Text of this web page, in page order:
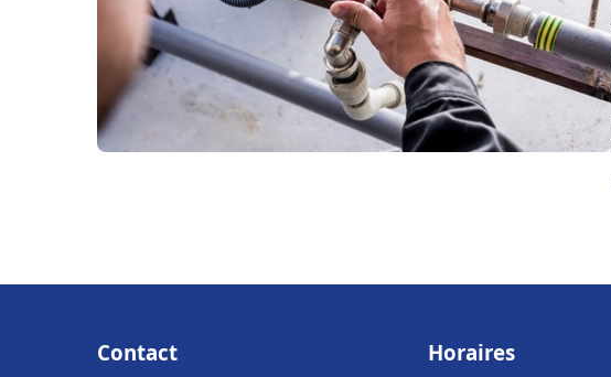
Contact Horaires